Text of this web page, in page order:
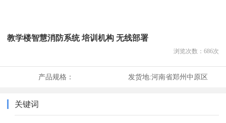
教学楼智慧消防系统 培训机构 无线部署
浏览次数： 686次
产品规格： 发货地:河南省郑州中原区
关键词